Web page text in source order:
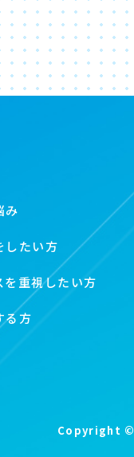
み
したい方
を重視したい方
る方
Copyright ©